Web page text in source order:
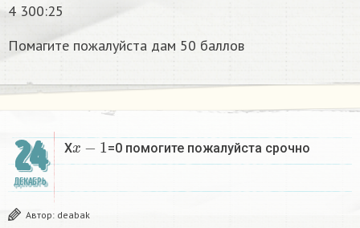
4 300:25
Помагите пожалуйста дам 50 баллов
24
ДЕКАБРЬ
X
x−1
=0 помогите пожалуйста срочно
Автор: deabak